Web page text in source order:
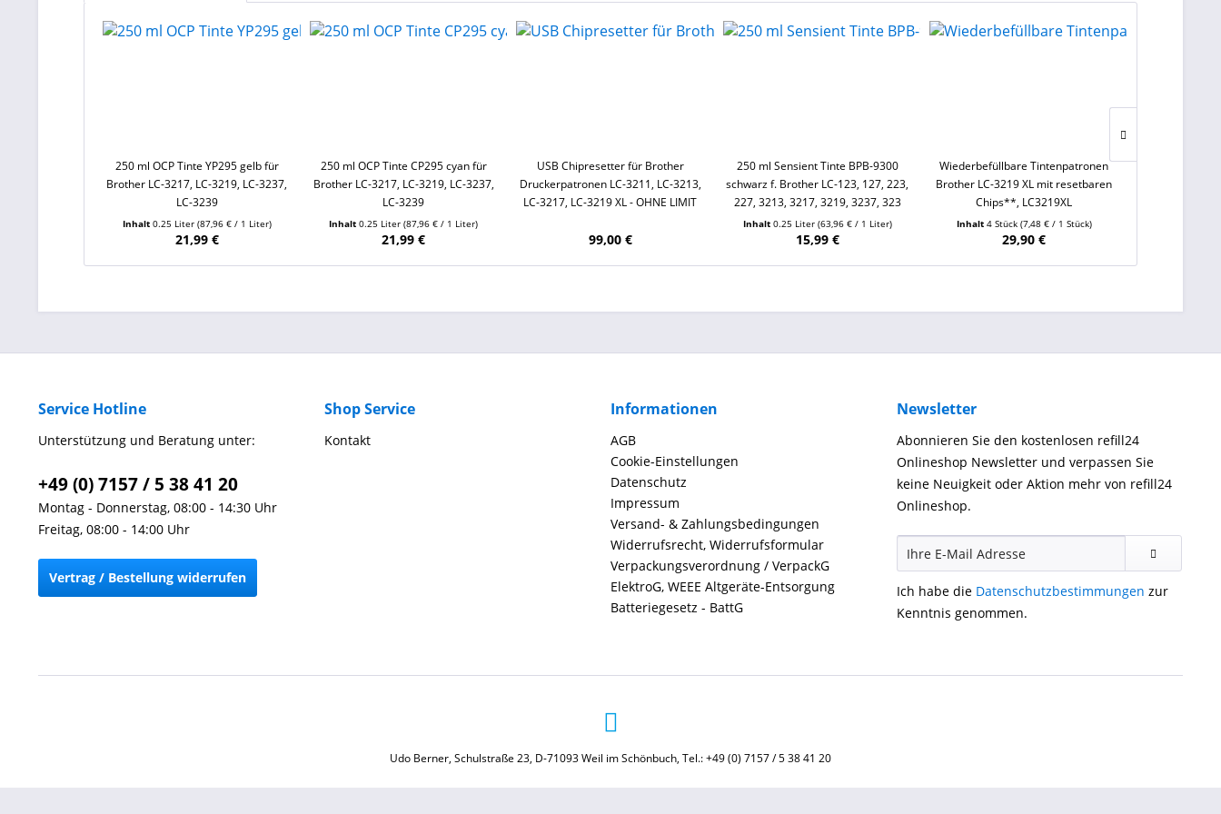
250 ml OCP Tinte YP295 gelb für
Brother LC-3217, LC-3219, LC-3237,
LC-3239
Inhalt 0.25 Liter (87,96 € / 1 Liter)
21,99 €
250 ml OCP Tinte CP295 cyan für
Brother LC-3217, LC-3219, LC-3237,
LC-3239
Inhalt0.25 Liter(87,96 € / 1 Liter)
21,99 €
USB Chipresetter für Brother
Druckerpatronen LC-3211, LC-3213,
LC-3217, LC-3219 XL - OHNE LIMIT
99,00 €
250 ml Sensient Tinte BPB-9300
schwarz f. Brother LC-123, 127, 223,
227, 3213, 3217, 3219, 3237, 323
Inhalt 0.25 Liter (63,96 € / 1 Liter)
15,99 €
Wiederbefüllbare Tintenpatronen
Brother LC-3219 XL mit resetbaren
Chips**, LC3219XL
Inhalt 4 Stück (7,48 € / 1 Stück)
29,90 €
Service Hotline
Unterstützung und Beratung unter:
+49 (0) 7157 / 5 38 41 20
Montag - Donnerstag, 08:00 - 14:30 Uhr
Freitag, 08:00 - 14:00 Uhr
Vertrag / Bestellung widerrufen
Shop Service
Kontakt
Informationen
AGB
Cookie-Einstellungen
Datenschutz
Impressum
Versand- & Zahlungsbedingungen
Widerrufsrecht, Widerrufsformular
Verpackungsverordnung / VerpackG
ElektroG, WEEE Altgeräte-Entsorgung
Batteriegesetz - BattG
Newsletter
Abonnieren Sie den kostenlosen refill24
Onlineshop Newsletter und verpassen Sie
keine Neuigkeit oder Aktion mehr von refill24
Onlineshop.
Ich habe die Datenschutzbestimmungen zur
Kenntnis genommen.
Udo Berner, Schulstraße 23, D-71093 Weil im Schönbuch, Tel.: +49 (0) 7157 / 5 38 41 20